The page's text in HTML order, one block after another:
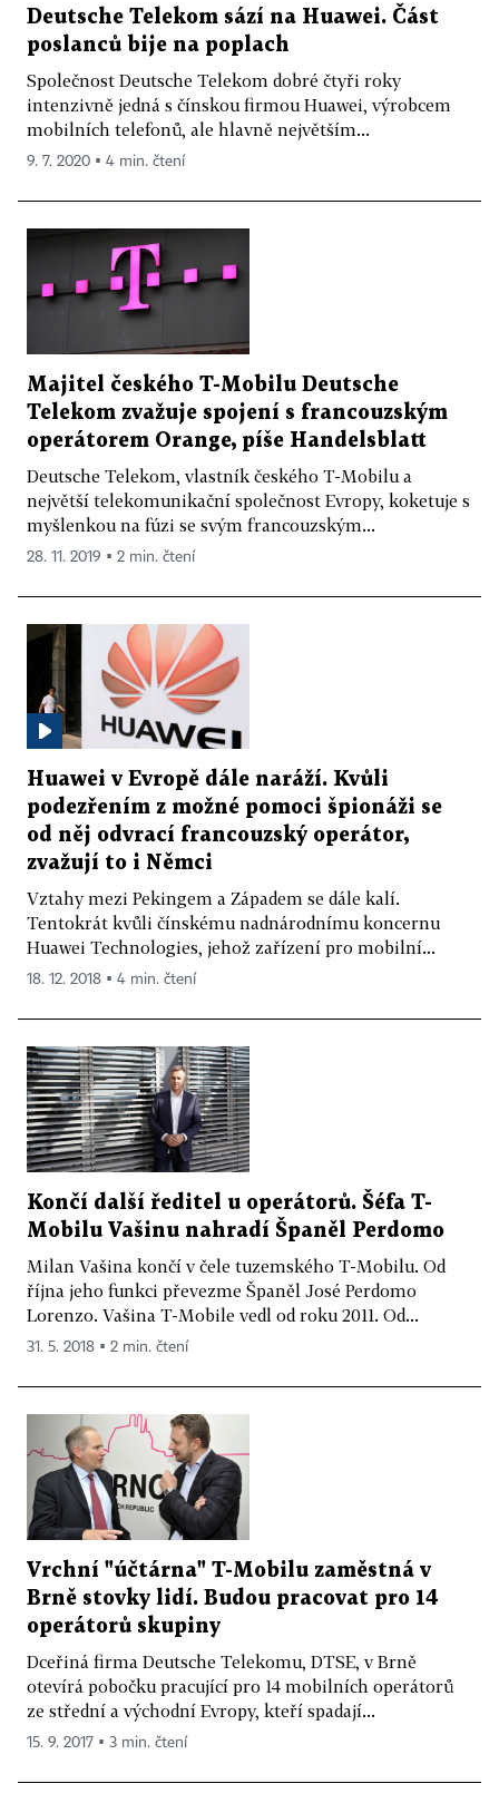
Deutsche Telekom sází na Huawei. Část
poslanců bije na poplach
Společnost Deutsche Telekom dobré čtyři roky
intenzivně jedná s čínskou firmou Huawei, výrobcem
mobilních telefonů, ale hlavně největším...
9. 7. 2020 ▪ 4 min. čtení
Majitel českého T-Mobilu Deutsche
Telekom zvažuje spojení s francouzským
operátorem Orange, píše Handelsblatt
Deutsche Telekom, vlastník českého T-Mobilu a
největší telekomunikační společnost Evropy, koketuje s
myšlenkou na fúzi se svým francouzským...
28. 11. 2019 ▪ 2 min. čtení
Huawei v Evropě dále naráží. Kvůli
podezřením z možné pomoci špionáži se
od něj odvrací francouzský operátor,
zvažují to i Němci
Vztahy mezi Pekingem a Západem se dále kalí.
Tentokrát kvůli čínskému nadnárodnímu koncernu
Huawei Technologies, jehož zařízení pro mobilní...
18. 12. 2018 ▪ 4 min. čtení
Končí další ředitel u operátorů. Šéfa T-
Mobilu Vašinu nahradí Španěl Perdomo
Milan Vašina končí v čele tuzemského T-Mobilu. Od
října jeho funkci převezme Španěl José Perdomo
Lorenzo. Vašina T-Mobile vedl od roku 2011. Od...
31. 5. 2018 ▪ 2 min. čtení
Vrchní "účtárna" T-Mobilu zaměstná v
Brně stovky lidí. Budou pracovat pro 14
operátorů skupiny
Dceřiná firma Deutsche Telekomu, DTSE, v Brně
otevírá pobočku pracující pro 14 mobilních operátorů
ze střední a východní Evropy, kteří spadají...
15. 9. 2017 ▪ 3 min. čtení